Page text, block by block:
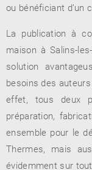
ou bénéficiant d’un
La publication à
maison à Salins-
solution
besoins des
effet, tous deux
préparation,
ensemble pour le
Thermes, mais
évidemment sur